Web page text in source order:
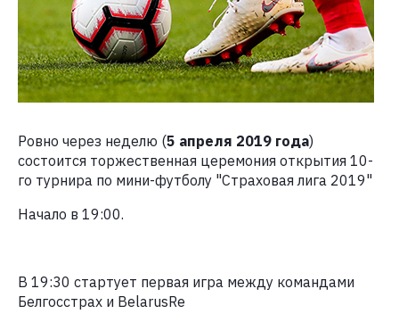
Ровно через неделю (5 апреля 2019 года)
состоится торжественная церемония открытия 10-
го турнира по мини-футболу "Страховая лига 2019"
Начало в 19:00.
В 19:30 стартует первая игра между командами
Белгосстрах и BelarusRe